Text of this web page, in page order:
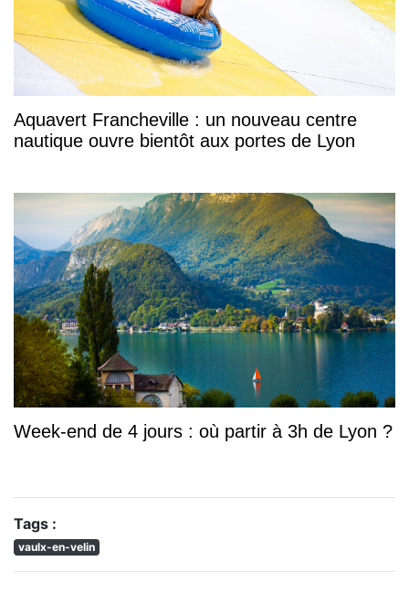
Aquavert Francheville : un nouveau centre
nautique ouvre bientôt aux portes de Lyon
Week-end de 4 jours : où partir à 3h de Lyon ?
Tags :
vaulx-en-velin